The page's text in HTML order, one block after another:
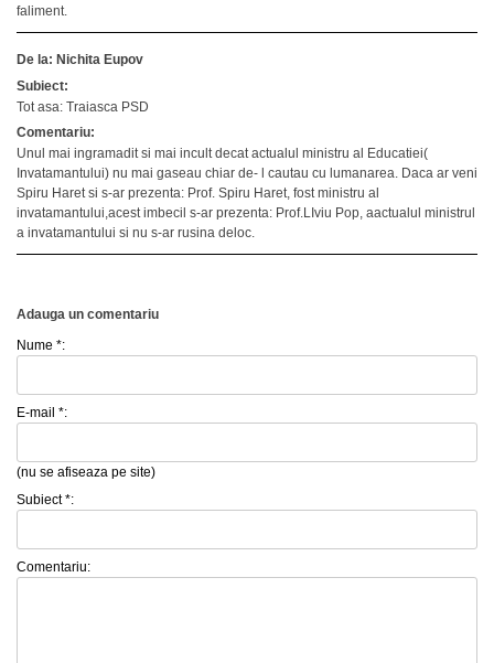
faliment.
De la: Nichita Eupov
Subiect:
Tot asa: Traiasca PSD
Comentariu:
Unul mai ingramadit si mai incult decat actualul ministru al Educatiei(
Invatamantului) nu mai gaseau chiar de- l cautau cu lumanarea. Daca ar veni
Spiru Haret si s-ar prezenta: Prof. Spiru Haret, fost ministru al
invatamantului,acest imbecil s-ar prezenta: Prof.LIviu Pop, aactualul ministrul
a invatamantului si nu s-ar rusina deloc.
Adauga un comentariu
Nume *:
E-mail *:
(nu se afiseaza pe site)
Subiect *:
Comentariu: